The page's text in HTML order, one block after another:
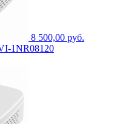
8 500,00 руб.
1NR08120